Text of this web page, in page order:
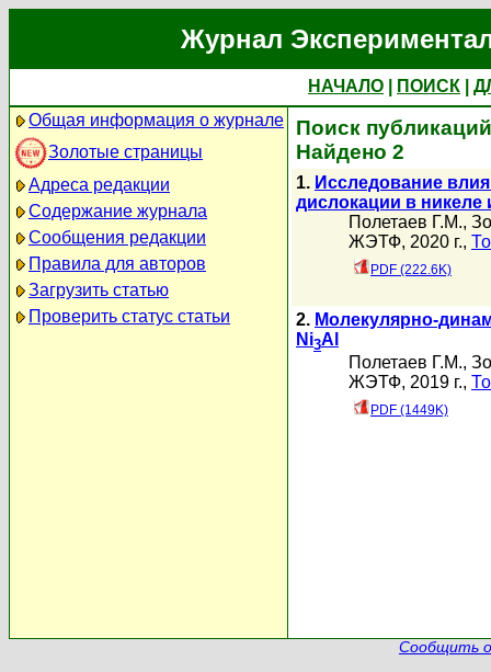
Журнал
НАЧАЛО ПОИСК
Общая информация о журнале
Золотые страницы
Адреса редакции
Содержание журнала
Сообщения редакции
Правила для авторов
Загрузить статью
Проверить статус статьи
Поиск
Найдено 2
1. Исследование
дислокации в
Полетаев Г.М.,
ЖЭТФ, 2020 г.,
PDF (222.6K)
2. Молекулярно-
Ni3Al
Полетаев Г.М.,
ЖЭТФ, 2019 г.,
PDF (1449K)
Сообщить о